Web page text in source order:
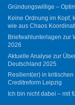
Gründungswillige –
Keine Ordnung im Kopf,
wie aus Chaos
Briefwahlunterlagen zur
2026
Aktuelle Analyse zur
Deutschland 2025
Resilient(er) in
Creditreform Leipzig
Ich bin nicht dabei – mit